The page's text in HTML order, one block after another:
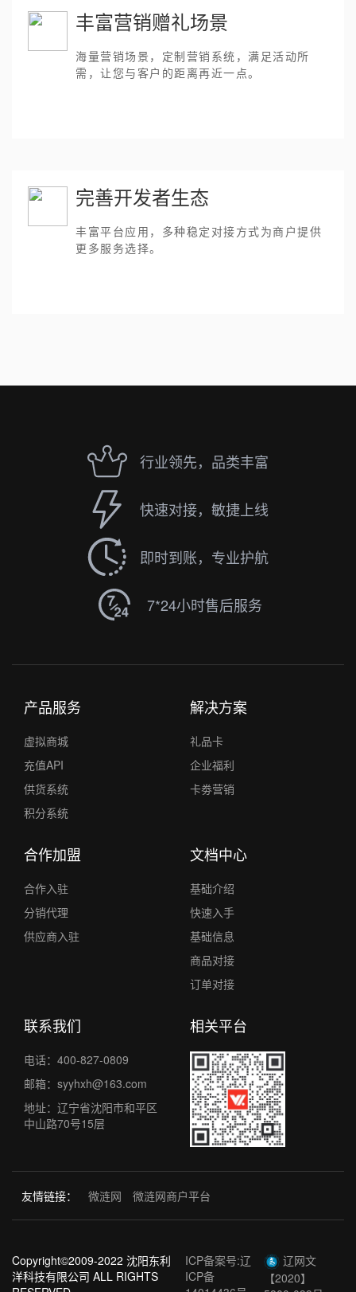
丰富营销赠礼场景
海量营销场景，定制营销系统，满足活动所
需，让您与客户的距离再近一点。
完善开发者生态
丰富平台应用，多种稳定对接方式为商户提供
更多服务选择。
行业领先，品类丰富
快速对接，敏捷上线
即时到账，专业护航
7*24小时售后服务
产品服务
虚拟商城
充值API
供货系统
积分系统
解决方案
礼品卡
企业福利
卡劵营销
合作加盟
合作入驻
分销代理
供应商入驻
文档中心
基础介绍
快速入手
基础信息
商品对接
订单对接
联系我们
电话：400-827-0809
邮箱：syyhxh@163.com
地址：辽宁省沈阳市和平区
中山路70号15层
相关平台
友情链接： 微涟网 微涟网商户平台
Copyright©2009-2022 沈阳东利
洋科技有限公司 ALL RIGHTS
ICP备案号:辽
ICP备
辽网文
【2020】